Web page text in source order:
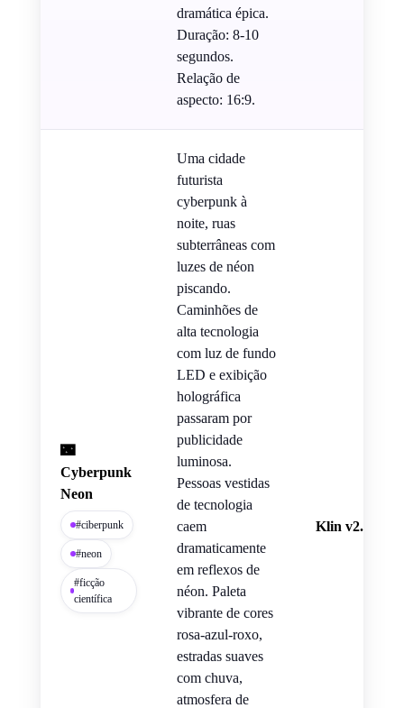
dramática épica.
Duração: 8-10
segundos.
Relação de
aspecto: 16:9.
🌃
Cyberpunk
Neon
#ciberpunk
#neon
#ficção
científica
Uma cidade
futurista
cyberpunk à
noite, ruas
subterrâneas com
luzes de néon
piscando.
Caminhões de
alta tecnologia
com luz de fundo
LED e exibição
holográfica
passaram por
publicidade
luminosa.
Pessoas vestidas
de tecnologia
caem
dramaticamente
em reflexos de
néon. Paleta
vibrante de cores
rosa-azul-roxo,
estradas suaves
com chuva,
atmosfera de
Klin v2.6